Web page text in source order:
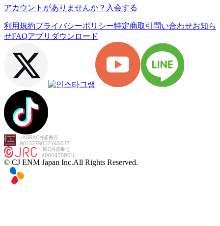
アカウントがありませんか？ 入会する
利用規約プライバシーポリシー特定商取引 問い合わせお知ら
せFAQアプリダウンロード
© CJ ENM Japan Inc.All Rights Reserved.